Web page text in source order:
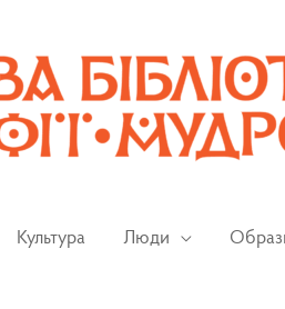
Культура Люди